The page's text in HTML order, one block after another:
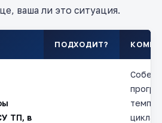
ваша ли это ситуация.
ПОДХОДИТ?
ТП, в